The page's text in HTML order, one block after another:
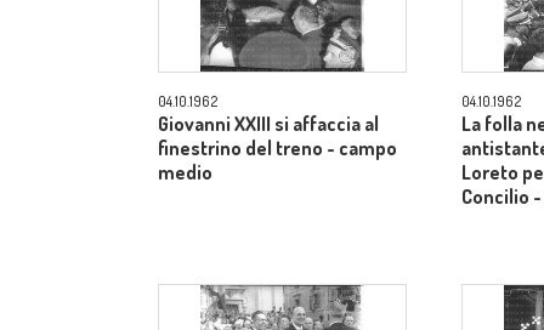
04.10.1962
Giovanni XXIII si affaccia al
finestrino del treno - campo
medio
04.10.1962
La folla
Loreto
Concilio